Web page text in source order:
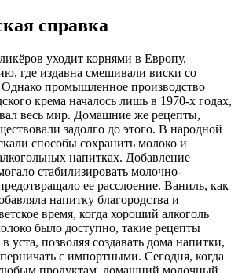
справка
уходит корнями в Европу,
где издавна смешивали виски со
промышленное производство
крема началось лишь в 1970-х годах,
весь мир. Домашние же рецепты,
задолго до этого. В народной
способы сохранить молоко и
напитках. Добавление
стабилизировать молочно-
ее расслоение. Ваниль, как
напитку благородства и
время, когда хороший алкоголь
было доступно, такие рецепты
уста, позволяя создавать дома напитки,
с импортными. Сегодня, когда